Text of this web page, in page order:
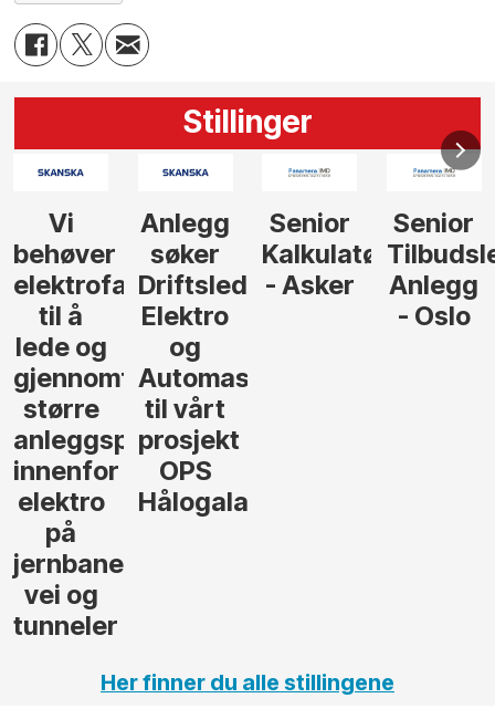
Stillinger
Senior
Kalkulatør
- Asker
Senior
Tilbudsleder
Anlegg
- Oslo
ingeniør
elektro,
Oslo
Her finner du alle stillingene